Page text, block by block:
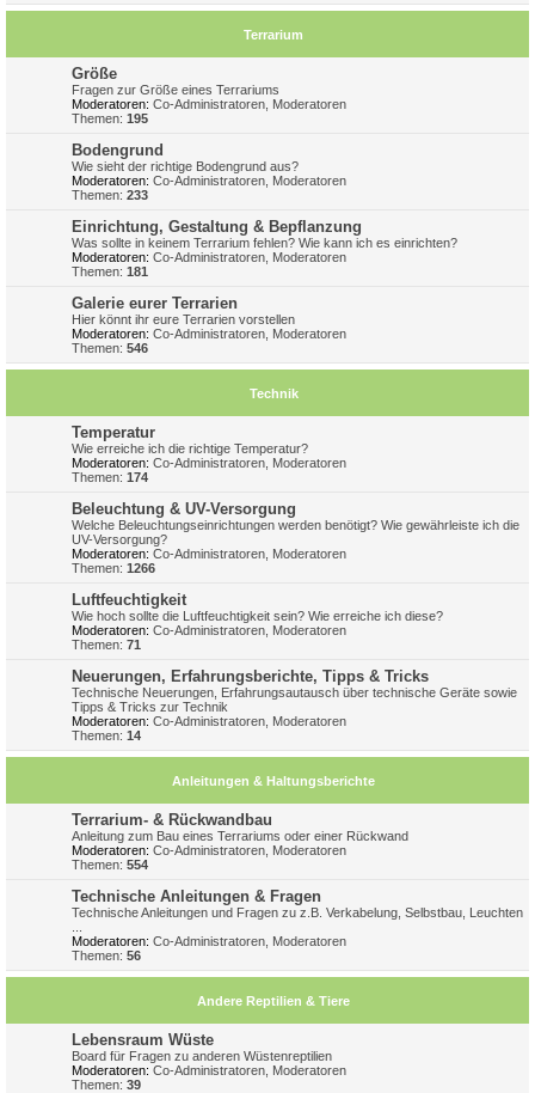
Terrarium
Größe
Fragen zur Größe eines Terrariums
Moderatoren: Co-Administratoren Moderatoren
Themen: 195
Bodengrund
Wie sieht der richtige Bodengrund aus?
Moderatoren: Co-Administratoren Moderatoren
Themen: 233
Einrichtung, Gestaltung & Bepflanzung
Was sollte in keinem Terrarium fehlen? Wie kann ich es einrichten?
Moderatoren: Co-Administratoren Moderatoren
Themen: 181
Galerie eurer Terrarien
Hier könnt ihr eure Terrarien vorstellen
Moderatoren: Co-Administratoren Moderatoren
Themen: 546
Technik
Temperatur
Wie erreiche ich die richtige Temperatur?
Moderatoren: Co-Administratoren Moderatoren
Themen: 174
Beleuchtung & UV-Versorgung
Welche Beleuchtungseinrichtungen werden benötigt? Wie gewährleiste ich die
UV-Versorgung?
Moderatoren: Co-Administratoren Moderatoren
Themen: 1266
Luftfeuchtigkeit
Wie hoch sollte die Luftfeuchtigkeit sein? Wie erreiche ich diese?
Moderatoren: Co-Administratoren Moderatoren
Themen: 71
Neuerungen, Erfahrungsberichte, Tipps & Tricks
Technische Neuerungen, Erfahrungsautausch über technische Geräte sowie
Tipps & Tricks zur Technik
Moderatoren: Co-Administratoren Moderatoren
Themen: 14
Anleitungen & Haltungsberichte
Terrarium- & Rückwandbau
Anleitung zum Bau eines Terrariums oder einer Rückwand
Moderatoren: Co-Administratoren Moderatoren
Themen: 554
Technische Anleitungen & Fragen
Technische Anleitungen und Fragen zu z.B. Verkabelung, Selbstbau, Leuchten
Moderatoren: Co-Administratoren Moderatoren
Themen: 56
Andere Reptilien & Tiere
Lebensraum Wüste
Board für Fragen zu anderen Wüstenreptilien
Moderatoren: Co-Administratoren Moderatoren
Themen: 39